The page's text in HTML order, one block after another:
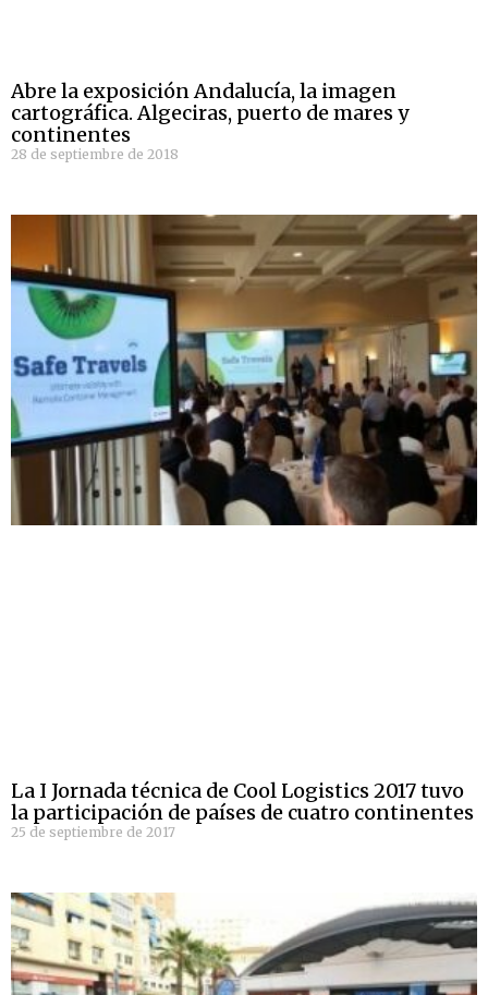
Abre la exposición Andalucía, la imagen
cartográfica. Algeciras, puerto de mares y
continentes
28 de septiembre de 2018
La I Jornada técnica de Cool Logistics 2017 tuvo
la participación de países de cuatro continentes
25 de septiembre de 2017